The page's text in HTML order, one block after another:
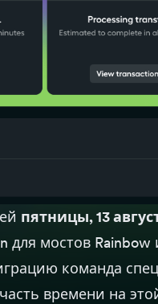
пятницы, 13
для мостов Rainbow
команда
времени на